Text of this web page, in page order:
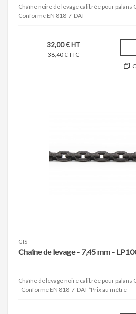
Chaîne noire de levage calibrée pour palans
Conforme EN 818-7-DAT
32,00 € HT
38,40 € TTC
GIS
Chaîne de levage - 7,45 mm -
Chaîne de levage noire calibrée pour palans
- Conforme EN 818-7-DAT *Prix au mètre